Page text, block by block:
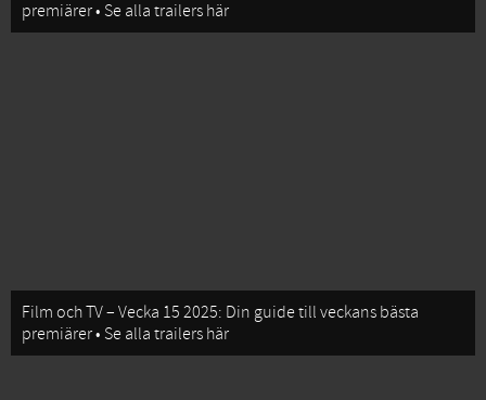
premiärer • Se alla trailers här
Film och TV – Vecka 15 2025: Din guide till veckans bästa
premiärer • Se alla trailers här